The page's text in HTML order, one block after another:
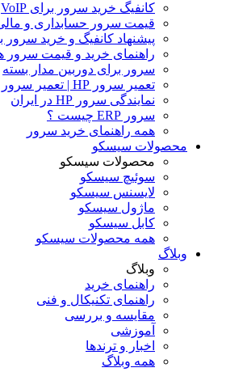
کانفیگ خرید سرور برای VoIP
قیمت سرور حسابداری و
پیشنهاد کانفیگ و خرید سرور
راهنمای خرید و قیمت سرور
سرور برای دوربین مدار بسته
تعمیر سرور HP | تعمیر سرور
نمایندگی سرور HP در ایران
سرور ERP چیست ؟
همه راهنمای خرید سرور
محصولات سیسکو
محصولات سیسکو
سوئیچ سیسکو
لایسنس سیسکو
ماژول سیسکو
کابل سیسکو
همه محصولات سیسکو
وبلاگ
وبلاگ
راهنمای خرید
راهنمای تکنیکال و فنی
مقایسه و بررسی
آموزشی
اخبار و ترندها
همه وبلاگ